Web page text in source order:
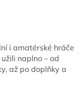
i amatérské hráče
naplno – od
až po doplňky a